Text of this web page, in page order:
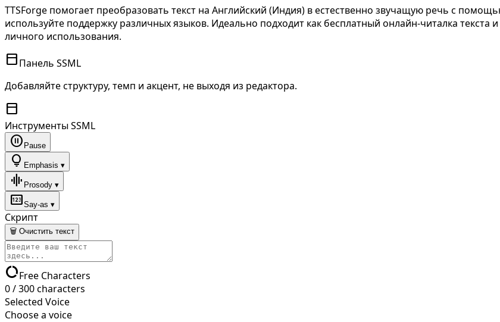
TTSForge помогает преобразовать текст на Английский (Индия) в естественно звучащую речь с
используйте поддержку различных языков. Идеально подходит как бесплатный онлайн-читалка текста
личного использования.
toolbarПанель SSML
Добавляйте структуру, темп и акцент, не выходя из редактора.
toolbar
Инструменты SSML
pause_circle Pause
lightbulb Emphasis ▾
graphic_eq Prosody ▾
pinSay-as ▾
Скрипт
🗑 Очистить текст
data_usageFree Characters
0/300characters
Selected Voice
Choose a voice